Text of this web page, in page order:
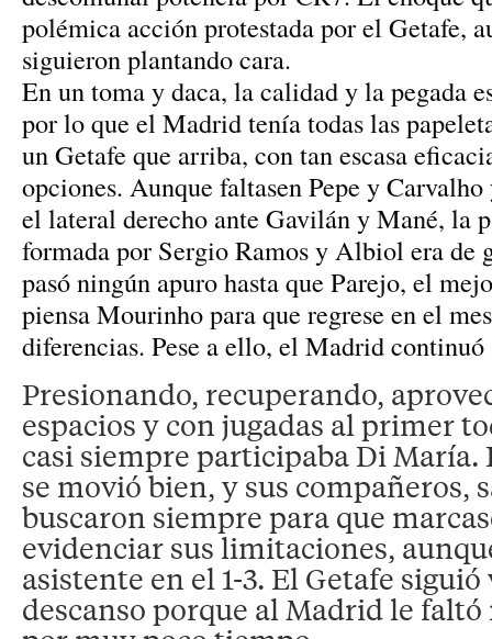
polémica acción protestada por el Getafe,
siguieron plantando cara.
En un toma y daca, la calidad y la pegada
por lo que el Madrid tenía todas las
un Getafe que arriba, con tan escasa
opciones. Aunque faltasen Pepe y
el lateral derecho ante Gavilán y Mané, la
formada por Sergio Ramos y Albiol era de
pasó ningún apuro hasta que Parejo, el
piensa Mourinho para que regrese en el
diferencias. Pese a ello, el Madrid continuó
Presionando, recuperando,
espacios y con jugadas al primer
casi siempre participaba Di María.
se movió bien, y sus compañeros,
buscaron siempre para que
evidenciar sus limitaciones,
asistente en el 1-3. El Getafe
descanso porque al Madrid le